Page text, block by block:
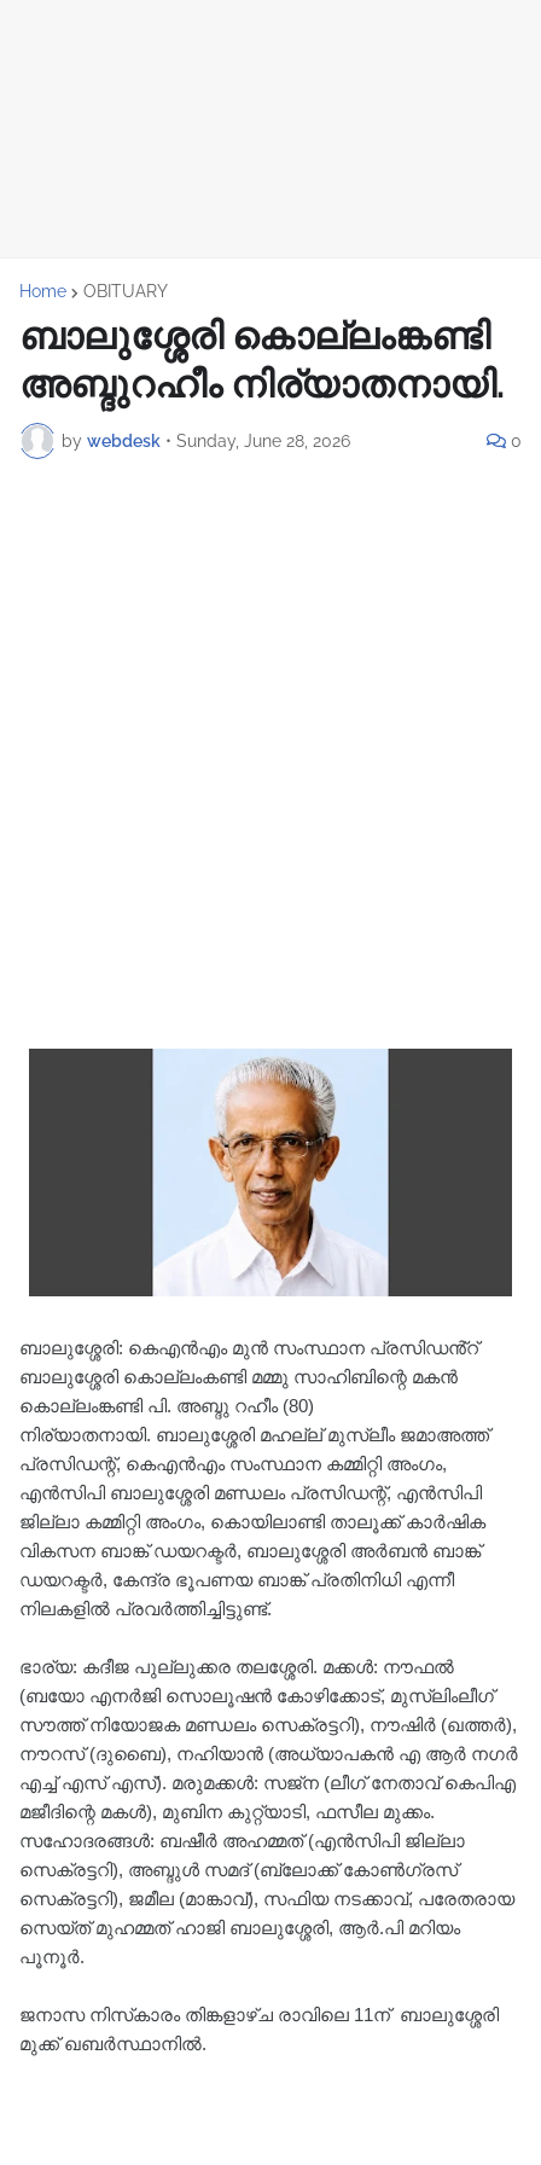
Home OBITUARY
ബാലുശ്ശേരി കൊല്ലംങ്കണ്ടി
അബ്ദുറഹീം നിര്യാതനായി.
by webdesk • Sunday, June 28, 2026 0
ബാലുശ്ശേരി: കെഎന്‍എം മുന്‍ സംസ്ഥാന പ്രസിഡൻ്റ്
ബാലുശ്ശേരി കൊല്ലംകണ്ടി മമ്മു സാഹിബിന്റെ മകന്‍
കൊല്ലംങ്കണ്ടി പി. അബ്ദു റഹീം (80)
നിര്യാതനായി. ബാലുശ്ശേരി മഹല്ല് മുസ്ലീം ജമാഅത്ത്
പ്രസിഡന്റ്, കെഎന്‍എം സംസ്ഥാന കമ്മിറ്റി അംഗം,
എന്‍സിപി ബാലുശ്ശേരി മണ്ഡലം പ്രസിഡന്റ്, എന്‍സിപി
ജില്ലാ കമ്മിറ്റി അംഗം, കൊയിലാണ്ടി താലൂക്ക് കാര്‍ഷിക
വികസന ബാങ്ക് ഡയറക്ടര്‍, ബാലുശ്ശേരി അര്‍ബന്‍ ബാങ്ക്
ഡയറക്ടര്‍, കേന്ദ്ര ഭൂപണയ ബാങ്ക് പ്രതിനിധി എന്നീ
നിലകളില്‍ പ്രവര്‍ത്തിച്ചിട്ടുണ്ട്.
ഭാര്യ: കദീജ പുല്ലുക്കര തലശ്ശേരി. മക്കള്‍: നൗഫല്‍
(ബയോ എനര്‍ജി സൊലൂഷന്‍ കോഴിക്കോട്, മുസ്ലിംലീഗ്
സൗത്ത് നിയോജക മണ്ഡലം സെക്രട്ടറി), നൗഷിര്‍ (ഖത്തര്‍),
നൗറസ് (ദുബൈ), നഹിയാന്‍ (അധ്യാപകന്‍ എ ആര്‍ നഗര്‍
എച്ച് എസ് എസ്). മരുമക്കള്‍: സജ്ന (ലീഗ് നേതാവ് കെപിഎ
മജീദിന്റെ മകള്‍), മുബിന കുറ്റ്യാടി, ഫസീല മുക്കം.
സഹോദരങ്ങള്‍: ബഷീര്‍ അഹമ്മത് (എന്‍സിപി ജില്ലാ
സെക്രട്ടറി), അബ്ദുള്‍ സമദ് (ബ്ലോക്ക് കോണ്‍ഗ്രസ്
സെക്രട്ടറി), ജമീല (മാങ്കാവ്), സഫിയ നടക്കാവ്, പരേതരായ
സെയ്ത് മുഹമ്മത് ഹാജി ബാലുശ്ശേരി, ആര്‍.പി മറിയം
പൂനൂര്‍.
ജനാസ നിസ്‌കാരം തിങ്കളാഴ്ച രാവിലെ 11ന് ബാലുശ്ശേരി
മുക്ക് ഖബര്‍സ്ഥാനില്‍.